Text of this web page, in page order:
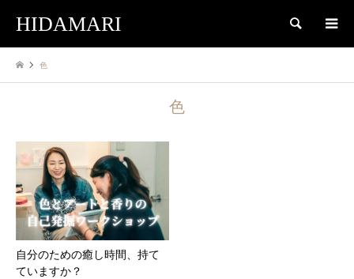
HIDAMARI 検索
色
色
自分のための癒し時間、持て
ていますか？